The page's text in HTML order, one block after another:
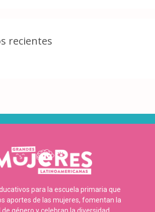
recientes
para la escuela primaria que
aportes de las mujeres, fomentan la
género y celebran la diversidad.